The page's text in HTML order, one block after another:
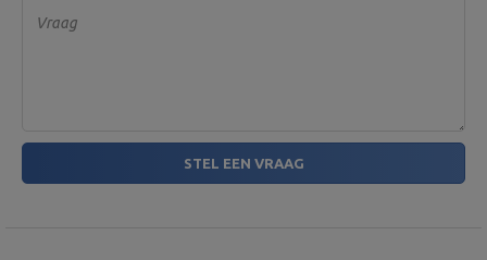
Vraag
STEL EEN VRAAG